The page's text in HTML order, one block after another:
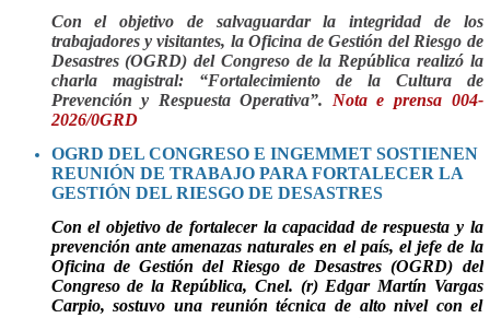
Con el objetivo de salvaguardar la integridad de los
trabajadores y visitantes, la Oficina de Gestión del Riesgo de
Desastres (OGRD) del Congreso de la República realizó la
charla magistral: “Fortalecimiento de la Cultura de
Prevención y Respuesta Operativa”. Nota e prensa 004-
2026/0GRD
OGRD DEL CONGRESO E INGEMMET SOSTIENEN
REUNIÓN DE TRABAJO PARA FORTALECER LA
GESTIÓN DEL RIESGO DE DESASTRES
Con el objetivo de fortalecer la capacidad de respuesta y la
prevención ante amenazas naturales en el país, el jefe de la
Oficina de Gestión del Riesgo de Desastres (OGRD) del
Congreso de la República, Cnel. (r) Edgar Martín Vargas
Carpio, sostuvo una reunión técnica de alto nivel con el